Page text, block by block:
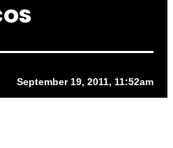
September 19, 2011, 11:52am